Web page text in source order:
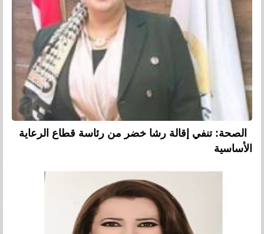
الصحة: تنفي إقالة رشا خضر من رئاسة قطاع الرعاية
الأساسية